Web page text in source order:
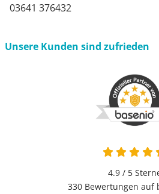
03641 376432
Unsere Kunden sind zufrieden
4.9 / 5
330 Bewertungen auf